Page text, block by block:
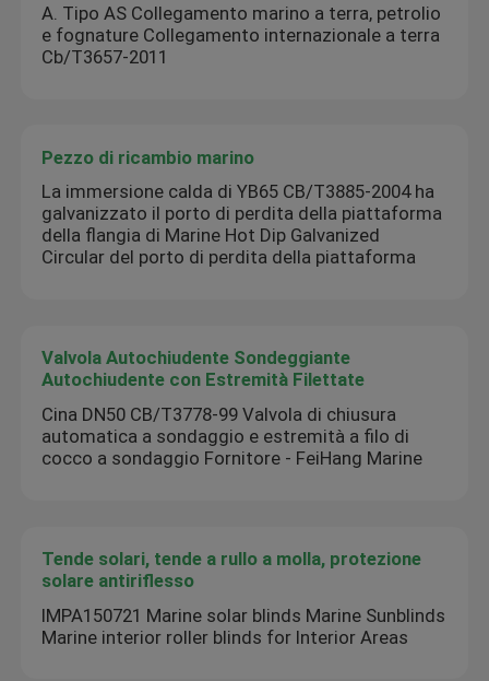
A. Tipo AS Collegamento marino a terra, petrolio
e fognature Collegamento internazionale a terra
Cb/T3657-2011
Pezzo di ricambio marino
La immersione calda di YB65 CB/T3885-2004 ha
galvanizzato il porto di perdita della piattaforma
della flangia di Marine Hot Dip Galvanized
Circular del porto di perdita della piattaforma
Valvola Autochiudente Sondeggiante
Autochiudente con Estremità Filettate
Cina DN50 CB/T3778-99 Valvola di chiusura
automatica a sondaggio e estremità a filo di
cocco a sondaggio Fornitore - FeiHang Marine
Tende solari, tende a rullo a molla, protezione
solare antiriflesso
IMPA150721 Marine solar blinds Marine Sunblinds
Marine interior roller blinds for Interior Areas